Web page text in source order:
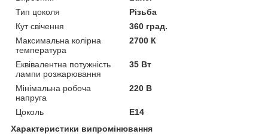
Тип цоколя
Різьба
Кут свічення
360 град.
Максимальна колірна
температура
2700 К
Еквівалентна потужність
лампи розжарювання
35 Вт
Мінімальна робоча
напруга
220 В
Цоколь
E14
Характеристики випромінювання